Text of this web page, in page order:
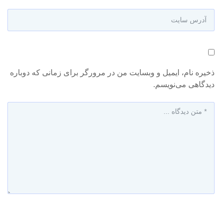
ذخیره نام، ایمیل و وبسایت من در مرورگر برای زمانی که دوباره
دیدگاهی می‌نویسم.